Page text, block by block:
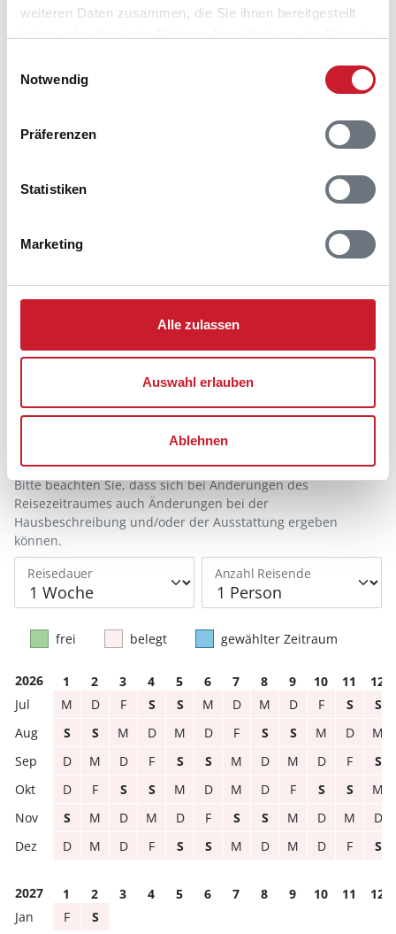
weiteren Daten zusammen, die Sie ihnen bereitgestellt
Notwendig
Präferenzen
Statistiken
Marketing
Alle zulassen
Auswahl erlauben
Ablehnen
Belegungskalender
Reisedauer auswählen
Anreisetag im Belegungskalender anklicken
Sie bekommen Verfügbarkeit und Preis angezeigt
Reisedauer Anzahl Reisende
Bitte beachten Sie, dass sich bei Änderungen des
Reisezeitraumes auch Änderungen bei der
Hausbeschreibung und/oder der Ausstattung ergeben
können.
frei belegt gewählter Zeitraum
2026 1 2 3 4 5 6 7 8 9 10 11
12
M
D F S S M D M D F S
S
S
S M D M D F S S M D
M
D
M D F S S M D M D F
S
D
F S S M D M D F S S
M
S
M D M D F S S M D M
D
D
M D F S S M D M D F S
2027 1 2 3 4 5 6 7 8 9 10 11
12
F
S